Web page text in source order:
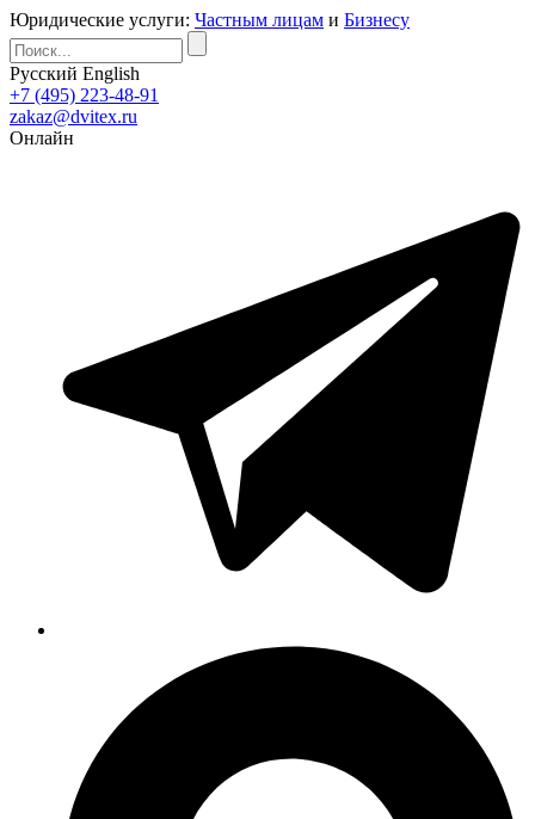
Юридические услуги: Частным лицам и Бизнесу
Русский English
+7 (495) 223-48-91
zakaz@dvitex.ru
Онлайн